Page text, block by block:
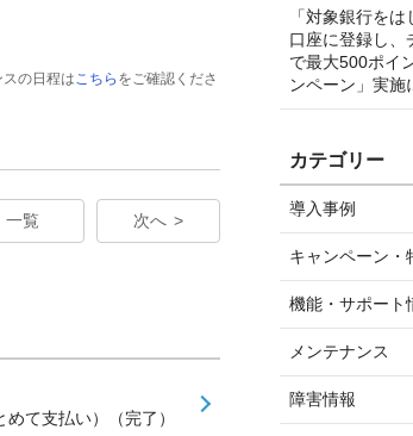
の日程は こちら をご確認くださ
一覧 次へ
て支払い）（完了）
「対象銀行を
口座に登録し、
で最大500ポイ
ンペーン」実施
カテゴリー
導入事例
キャンペーン・
機能・サポート
メンテナンス
障害情報